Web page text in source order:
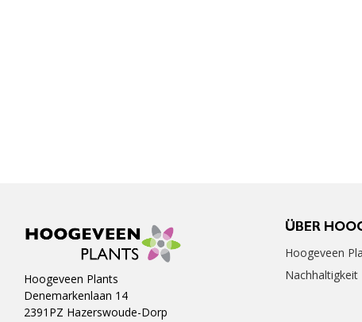
Hoogeveen Plants
Denemarkenlaan 14
2391PZ Hazerswoude-Dorp
ÜBER
Hoogeveen
Nachhaltigkeit